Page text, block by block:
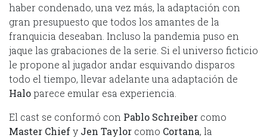
haber condenado, una vez más, la adaptación con
gran presupuesto que todos los amantes de la
franquicia deseaban. Incluso la pandemia puso en
jaque las grabaciones de la serie. Si el universo ficticio
le propone al jugador andar esquivando disparos
todo el tiempo, llevar adelante una adaptación de
Haloparece emular esa experiencia.
El cast se conformó con Pablo Schreiber como
Master Chiefy Jen Taylor como Cortana, la